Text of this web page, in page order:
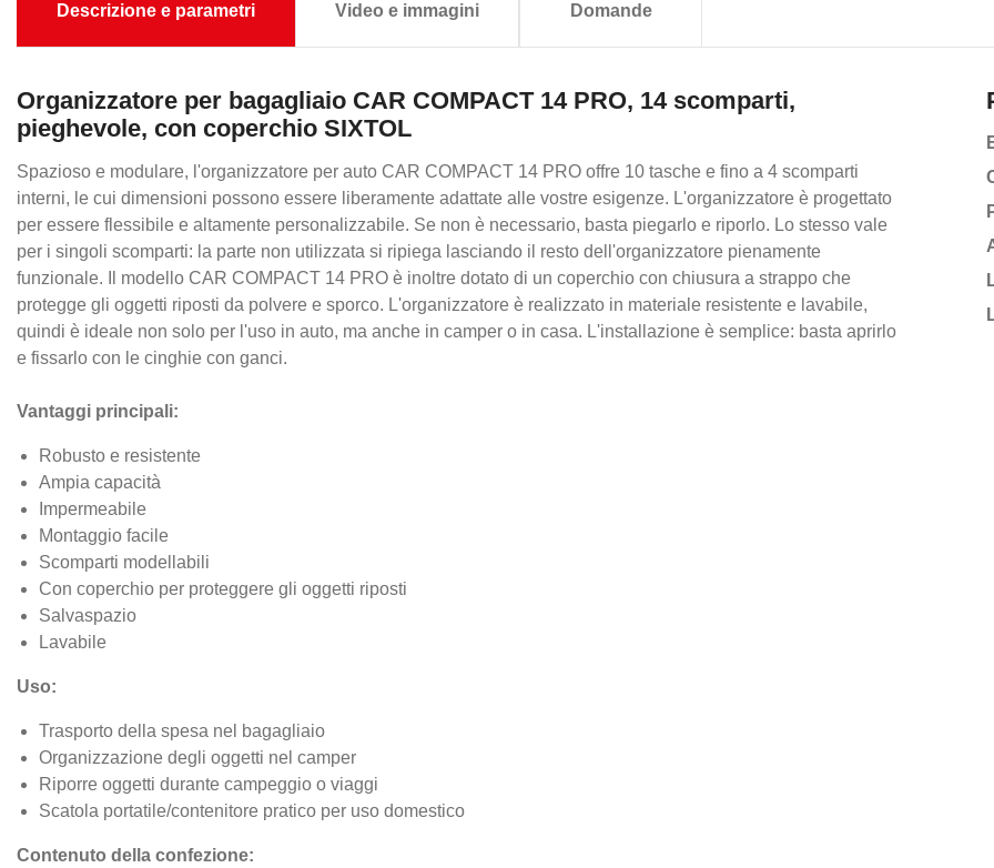
Descrizione e parametri Video e immagini Domande
Organizzatore per bagagliaio CAR COMPACT 14 PRO, 14 scomparti,
pieghevole, con coperchio SIXTOL
Spazioso e modulare, l'organizzatore per auto CAR COMPACT 14 PRO offre 10 tasche e fino a 4 scomparti
interni, le cui dimensioni possono essere liberamente adattate alle vostre esigenze. L'organizzatore è progettato
per essere flessibile e altamente personalizzabile. Se non è necessario, basta piegarlo e riporlo. Lo stesso vale
per i singoli scomparti: la parte non utilizzata si ripiega lasciando il resto dell'organizzatore pienamente
funzionale. Il modello CAR COMPACT 14 PRO è inoltre dotato di un coperchio con chiusura a strappo che
protegge gli oggetti riposti da polvere e sporco. L'organizzatore è realizzato in materiale resistente e lavabile,
quindi è ideale non solo per l'uso in auto, ma anche in camper o in casa. L'installazione è semplice: basta aprirlo
e fissarlo con le cinghie con ganci.
Vantaggi principali:
Robusto e resistente
Ampia capacità
Impermeabile
Montaggio facile
Scomparti modellabili
Con coperchio per proteggere gli oggetti riposti
Salvaspazio
Lavabile
Uso:
Trasporto della spesa nel bagagliaio
Organizzazione degli oggetti nel camper
Riporre oggetti durante campeggio o viaggi
Scatola portatile/contenitore pratico per uso domestico
Contenuto della confezione: